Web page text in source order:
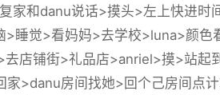
家和danu说话>摸头>左上快进时
睡觉>看妈妈>去学校>luna>颜色
店铺街>礼品店>anriel>摸>站起
>danu房间找她>回个己房间点